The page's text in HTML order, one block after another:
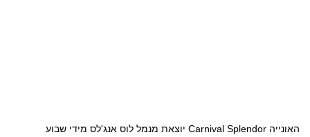
האונייה Carnival Splendor יוצאת מנמל לוס אנג'לס מידי שבוע